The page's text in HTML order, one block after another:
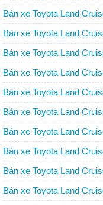
Bán xe Toyota Land
Bán xe Toyota Land
Bán xe Toyota Land
Bán xe Toyota Land
Bán xe Toyota Land
cũ ở Hà Nội
Bán xe Toyota Land
Bán xe Toyota Land
Bán xe Toyota Land
Bán xe Toyota Land
Bán xe Toyota Land